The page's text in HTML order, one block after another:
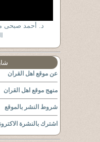
عن موقع اهل القران
منهج موقع اهل القران
شروط النشر بالموقع
اشترك بالنشرة